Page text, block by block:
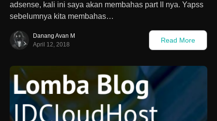
adsense, kali ini saya akan membahas part II nya. Yapss
sebelumnya kita membahas…
Danang Avan M
April 12, 2018
Read More